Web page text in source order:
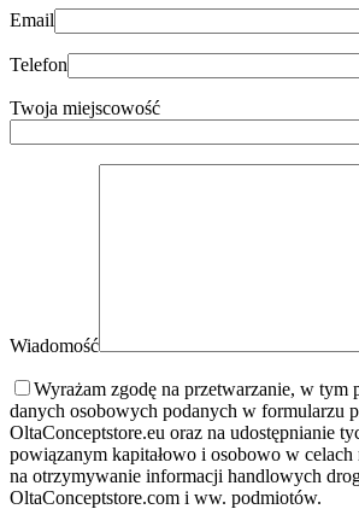
Email
Telefon
Twoja miejscowość
Wiadomość
Wyrażam zgodę na przetwarzanie, w tym
danych osobowych podanych w formularzu
OltaConceptstore.eu oraz na udostępnianie
powiązanym kapitałowo i osobowo w
na otrzymywanie informacji handlowych
OltaConceptstore.com i ww. podmiotów.